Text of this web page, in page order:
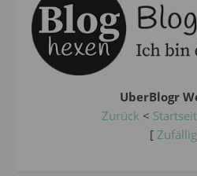
UberBlogr
Zurück <
[ Zufällig